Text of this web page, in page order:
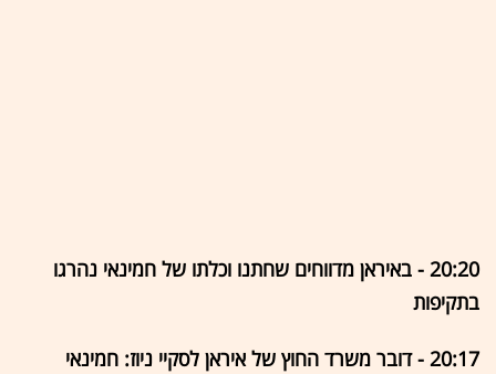
20:20 - באיראן מדווחים שחתנו וכלתו של חמינאי נהרגו
בתקיפות
20:17 - דובר משרד החוץ של איראן לסקיי ניוז: חמינאי